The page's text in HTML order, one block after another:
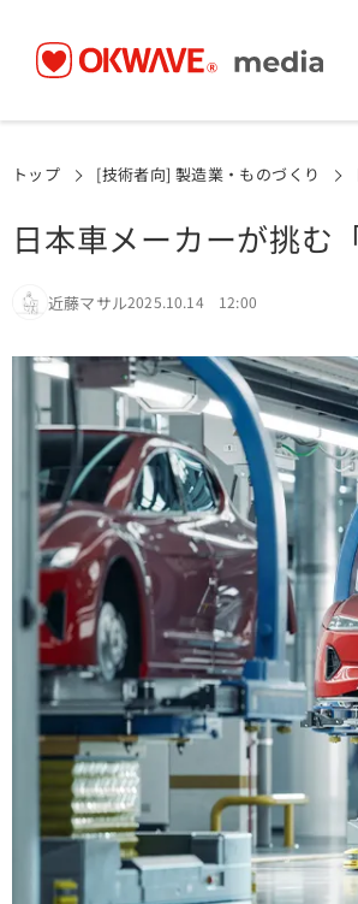
トップ [技術者向] 製造業・ものづくり
日本車メーカーが挑む
近藤マサル2025.10.14 12:00